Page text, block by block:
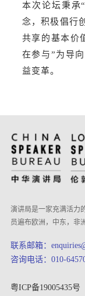
本次论坛秉承
念，积极倡行
共享的基本价
在参与”为导
益变革。
演讲局是一家充满活力
员遍布欧洲，中东，非
联系邮箱：
咨询电话：010-
粤ICP备19005435号